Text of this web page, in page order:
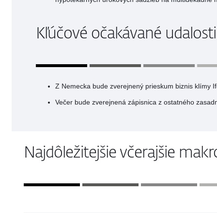
Kľúčové očakávané udalosti
Z Nemecka bude zverejnený prieskum biznis klímy
Večer bude zverejnená zápisnica z ostatného
Najdôležitejšie včerajšie